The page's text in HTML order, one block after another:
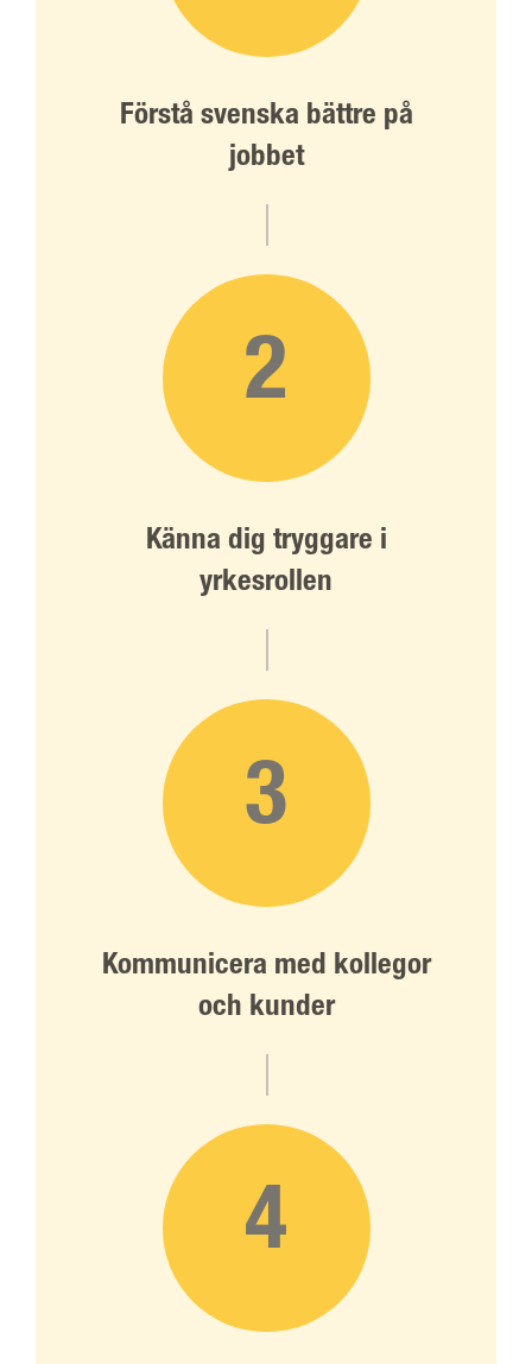
Förstå svenska bättre på
jobbet
2
Känna dig tryggare i
yrkesrollen
3
Kommunicera med kollegor
och kunder
4